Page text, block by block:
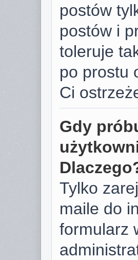
postów
postów i
toleruje
po prostu
Ci
Gdy
Tylko
maile do
formularz